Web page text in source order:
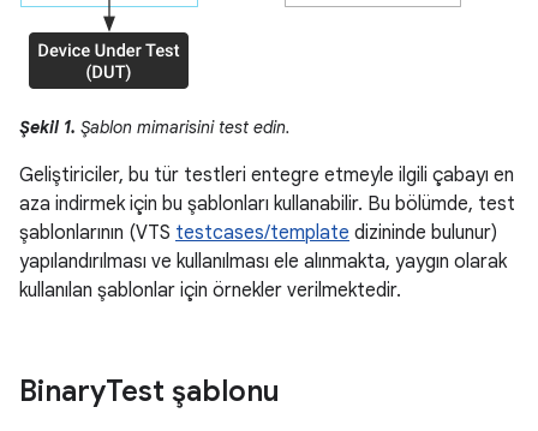
Şekil 1. Şablon mimarisini test edin.
Geliştiriciler, bu tür testleri entegre etmeyle ilgili çabayı en
aza indirmek için bu şablonları kullanabilir. Bu bölümde, test
şablonlarının (VTS testcases/template dizininde bulunur)
yapılandırılması ve kullanılması ele alınmakta, yaygın olarak
kullanılan şablonlar için örnekler verilmektedir.
BinaryTest şablonu